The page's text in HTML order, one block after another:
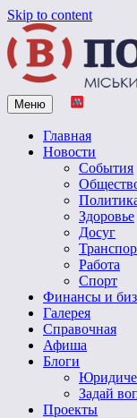
Skip to content
Vpoltave.info
Полтавский портал
Меню
Главная
Новости
События
Здоровье
Досуг
Работа
Спорт
Финансы и
Галерея
Справочная
Афиша
Блоги
Задай
Проекты